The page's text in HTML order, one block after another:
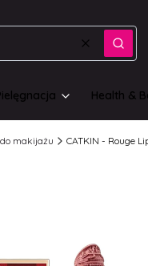
WyczyśćSzukaj
Health &
makijażu CATKIN - Rouge